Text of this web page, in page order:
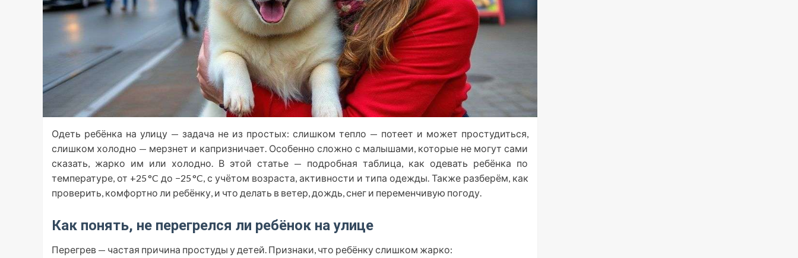
Одеть ребёнка на улицу — задача не из простых: слишком тепло — потеет и может простудиться,
слишком холодно — мерзнет и капризничает. Особенно сложно с малышами, которые не могут сами
сказать, жарко им или холодно. В этой статье — подробная таблица, как одевать ребёнка по
температуре, от +25 °C до −25 °C, с учётом возраста, активности и типа одежды. Также разберём, как
проверить, комфортно ли ребёнку, и что делать в ветер, дождь, снег и переменчивую погоду.
Как понять, не перегрелся ли ребёнок на улице
Перегрев — частая причина простуды у детей. Признаки, что ребёнку слишком жарко: